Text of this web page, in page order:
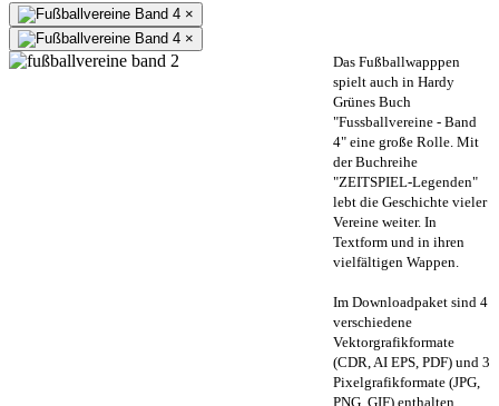
×
×
Das Fußballwapppen
spielt auch in Hardy
Grünes Buch
"Fussballvereine - Band
4" eine große Rolle. Mit
der Buchreihe
"ZEITSPIEL-Legenden"
lebt die Geschichte vieler
Vereine weiter. In
Textform und in ihren
vielfältigen Wappen.
Im Downloadpaket sind 4
verschiedene
Vektorgrafikformate
(CDR, AI EPS, PDF) und 3
Pixelgrafikformate (JPG,
PNG, GIF) enthalten.